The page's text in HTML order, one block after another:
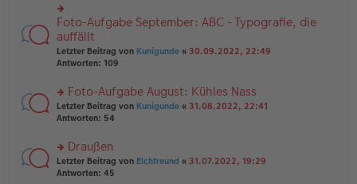
g
er
B
tr
a
g
el
es
e
n
er
tr
a
g
rs
te
r
u
n
el
es
e
B
ei
tr
Foto-Aufgabe September: ABC - Typografie, die
auffällt
Letzter Beitrag von Kunigunde « 30.09.2022, 22:49
Antworten: 109
rs
te
n
g
el
Foto-Aufgabe August: Kühles Nass
Letzter Beitrag von Kunigunde « 31.08.2022, 22:41
Antworten: 54
rs
te
Draußen
Letzter Beitrag von Elchfreund « 31.07.2022, 19:29
Antworten: 45